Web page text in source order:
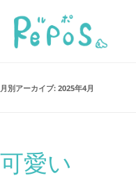
月別アーカイブ: 2025年4月
可愛い